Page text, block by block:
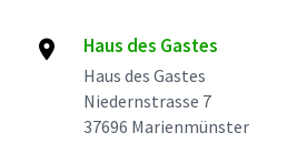
Haus des Gastes
Haus des Gastes
Niedernstrasse 7
37696 Marienmünster